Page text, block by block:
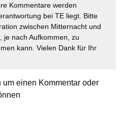
Kommentare werden
bei TE liegt. Bitte
zwischen Mitternacht und
je nach Aufkommen, zu
kann. Vielen Dank für Ihr
einen Kommentar oder